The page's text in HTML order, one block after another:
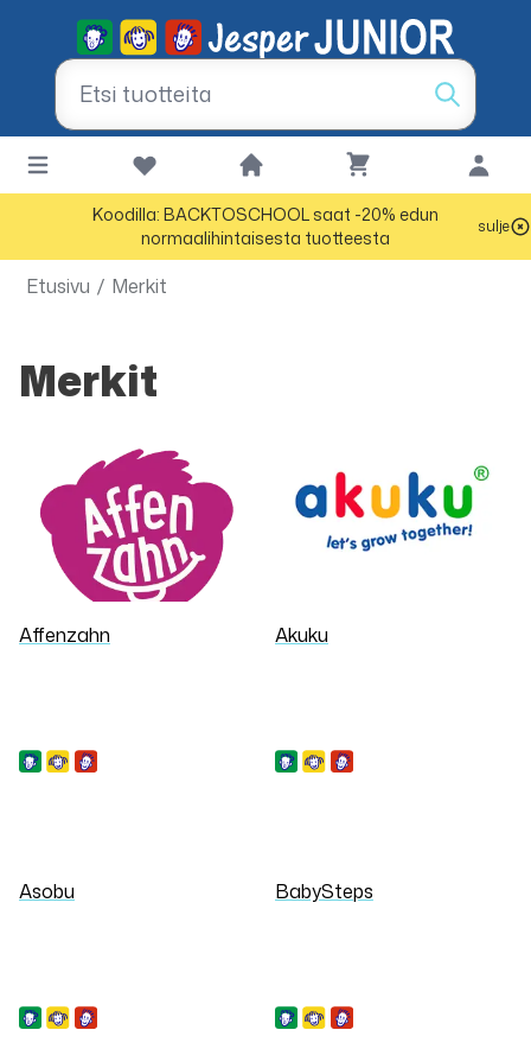
Koodilla: BACKTOSCHOOL saat -20% edun
normaalihintaisesta tuotteesta
sulje
Etusivu / Merkit
Merkit
Affenzahn Akuku
Asobu BabySteps